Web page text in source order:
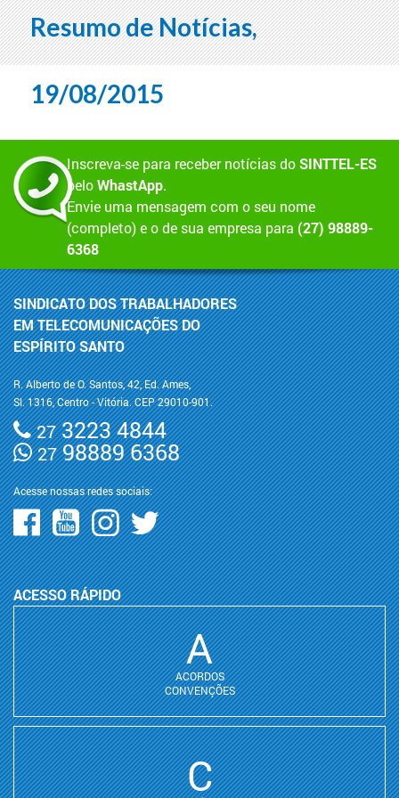
Resumo de Notícias,
19/08/2015
Inscreva-se para receber notícias doSINTTEL-ES
peloWhastApp.
Envie uma mensagem com o seu nome
(completo) e o de sua empresa para (27) 98889-
6368
SINDICATO DOS TRABALHADORES
EM TELECOMUNICAÇÕES DO
ESPÍRITO SANTO
R. Alberto de O. Santos, 42, Ed. Ames,
Sl. 1316, Centro - Vitória. CEP 29010-901.
273223 4844
2798889 6368
Acesse nossas redes sociais:
ACESSO RÁPIDO
A
ACORDOS
CONVENÇÕES
C